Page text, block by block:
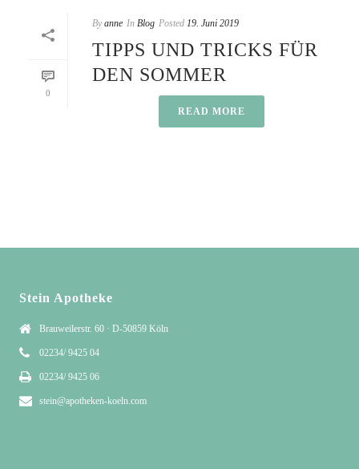
0
By anne In Blog Posted 19. Juni 2019
TIPPS UND TRICKS FÜR
DEN SOMMER
READ MORE
Stein Apotheke
Brauweilerstr. 60 · D-50859 Köln
02234/ 9425 04
02234/ 9425 06
stein@apotheken-koeln.com